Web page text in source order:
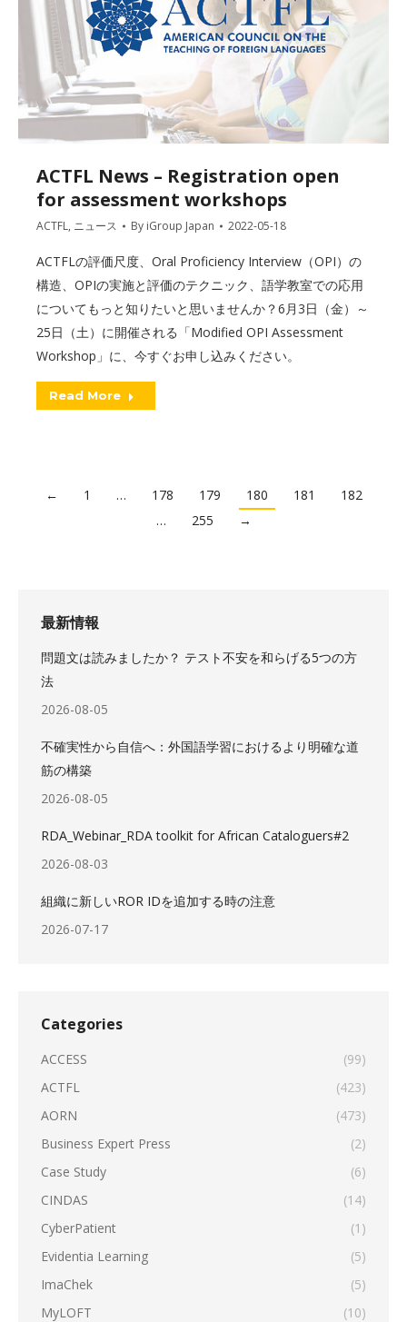
ACTFL News – Registration open
for assessment workshops
ACTFL, ニュース By iGroup Japan 2022-05-18
ACTFLの評価尺度、Oral Proficiency Interview（OPI）の
構造、OPIの実施と評価のテクニック、語学教室での応用
についてもっと知りたいと思いませんか？6月3日（金）～
25日（土）に開催される「Modified OPI Assessment
Workshop」に、今すぐお申し込みください。
Read More
← 1 … 178 179 180 181
182
…
255 →
最新情報
問題文は読みましたか？ テスト不安を和らげる5つの方
法
2026-08-05
不確実性から自信へ：外国語学習におけるより明確な道
筋の構築
2026-08-05
RDA_Webinar_RDA toolkit for African Cataloguers#2
2026-08-03
組織に新しいROR IDを追加する時の注意
2026-07-17
Categories
ACCESS
(99)
ACTFL
(423)
AORN
(473)
Business Expert Press
(2)
Case Study
(6)
CINDAS
(14)
CyberPatient
(1)
Evidentia Learning
(5)
ImaChek
(5)
MyLOFT
(10)